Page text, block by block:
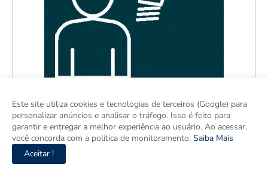
Este site utiliza cookies e tecnologias de terceiros (Google) para
personalizar anúncios e analisar o tráfego. Isso é feito para
garantir e entregar a melhor experiência ao usuário. Ao acessar,
você concorda com a política de monitoramento. Saiba Mais
Aceitar !